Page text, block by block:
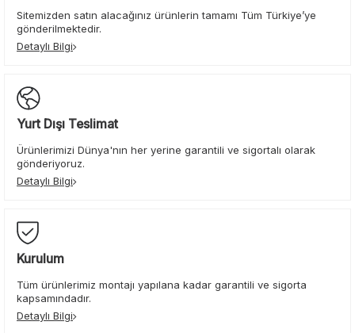
Sitemizden satın alacağınız ürünlerin tamamı Tüm Türkiye’ye
gönderilmektedir.
Detaylı Bilgi
Yurt Dışı Teslimat
Ürünlerimizi Dünya'nın her yerine garantili ve sigortalı olarak
gönderiyoruz.
Detaylı Bilgi
Kurulum
Tüm ürünlerimiz montajı yapılana kadar garantili ve sigorta
kapsamındadır.
Detaylı Bilgi